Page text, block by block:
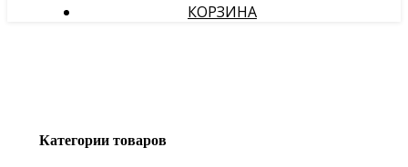
КОРЗИНА
Категории товаров